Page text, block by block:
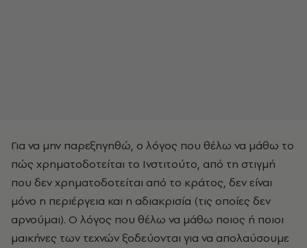
Για να μην παρεξηγηθώ, ο λόγος που θέλω να μάθω το
πώς χρηματοδοτείται το Ινστιτούτο, από τη στιγμή
που δεν χρηματοδοτείται από το κράτος, δεν είναι
μόνο η περιέργεια και η αδιακρισία (τις οποίες δεν
αρνούμαι). Ο λόγος που θέλω να μάθω ποιος ή ποιοι
μαικήνες των τεχνών ξοδεύονται για να απολαύσουμε